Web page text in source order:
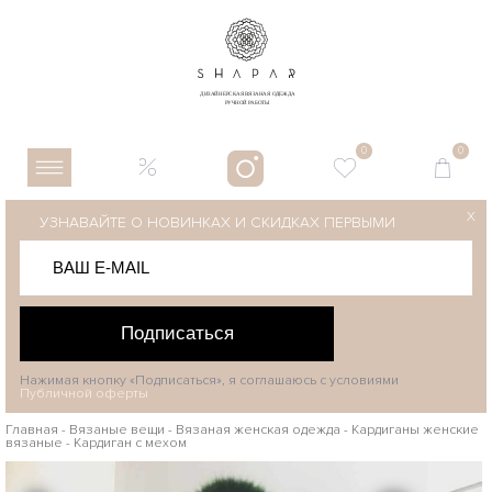
0 0
УЗНАВАЙТЕ О НОВИНКАХ И СКИДКАХ ПЕРВЫМИ
Подписаться
X
Нажимая кнопку «Подписаться», я соглашаюсь с условиями
Публичной оферты
Главная - Вязаные вещи - Вязаная женская одежда - Кардиганы женские
вязаные - Кардиган с мехом